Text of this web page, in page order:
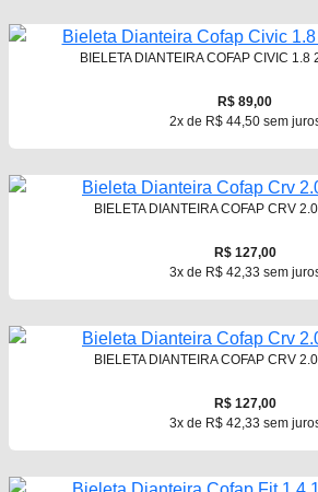
BIELETA DIANTEIRA COFAP CIVIC 1.8
R$ 89,00
2x de R$ 44,50 sem
BIELETA DIANTEIRA COFAP CRV
R$ 127,00
3x de R$ 42,33 sem
BIELETA DIANTEIRA COFAP CRV
R$ 127,00
3x de R$ 42,33 sem